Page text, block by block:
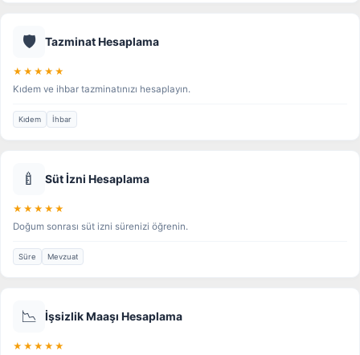
🛡️ Tazminat Hesaplama
★★★★★
Kıdem ve ihbar tazminatınızı hesaplayın.
Kıdem İhbar
🍼 Süt İzni Hesaplama
★★★★★
Doğum sonrası süt izni sürenizi öğrenin.
Süre Mevzuat
📉 İşsizlik Maaşı Hesaplama
★★★★★